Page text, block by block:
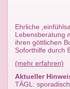
Ehrliche
Lebensberatung
ihren göttlichen
Soforthilfe durch
(mehr erfahren)
Aktueller
TÄGL: